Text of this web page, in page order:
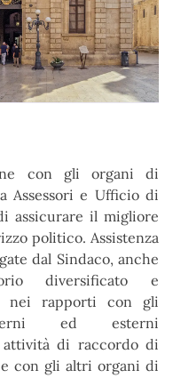
con gli organi di
Assessori e Ufficio di
assicurare il migliore
politico. Assistenza
dal Sindaco, anche
diversificato e
nei rapporti con gli
ed esterni
attività di raccordo di
con gli altri organi di